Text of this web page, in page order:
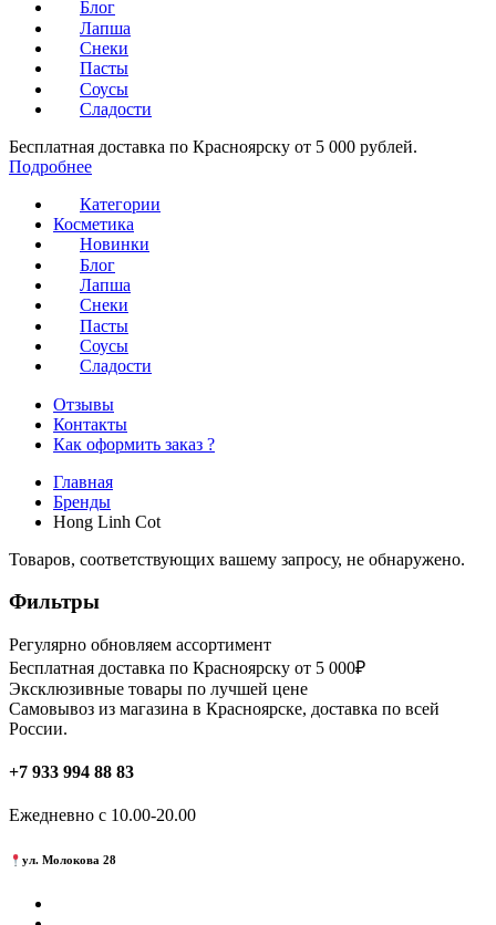
Блог
Лапша
Снеки
Пасты
Соусы
Сладости
Бесплатная доставка по Красноярску от 5 000 рублей.
Подробнее
Категории
Косметика
Новинки
Блог
Лапша
Снеки
Пасты
Соусы
Сладости
Отзывы
Контакты
Как оформить заказ ?
Главная
Бренды
Hong Linh Cot
Товаров, соответствующих вашему запросу, не обнаружено.
Фильтры
Регулярно обновляем ассортимент
Бесплатная доставка по Красноярску от 5 000₽
Эксклюзивные товары по лучшей цене
Самовывоз из магазина в Красноярске, доставка по всей
России.
+7 933 994 88 83
Ежедневно с 10.00-20.00
ул. Молокова 28